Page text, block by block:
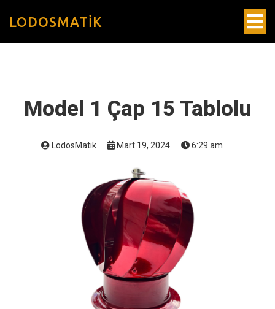
LODOSMATIK
Model 1 Çap 15 Tablolu
LodosMatik Mart 19, 2024 6:29 am